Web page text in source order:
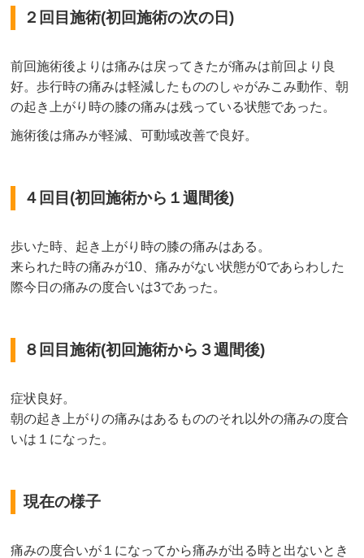
２回目施術(初回施術の次の日)
前回施術後よりは痛みは戻ってきたが痛みは前回より良
好。歩行時の痛みは軽減したもののしゃがみこみ動作、朝
の起き上がり時の膝の痛みは残っている状態であった。
施術後は痛みが軽減、可動域改善で良好。
４回目(初回施術から１週間後)
歩いた時、起き上がり時の膝の痛みはある。
来られた時の痛みが10、痛みがない状態が0であらわした
際今日の痛みの度合いは3であった。
８回目施術(初回施術から３週間後)
症状良好。
朝の起き上がりの痛みはあるもののそれ以外の痛みの度合
いは１になった。
現在の様子
痛みの度合いが１になってから痛みが出る時と出ないとき